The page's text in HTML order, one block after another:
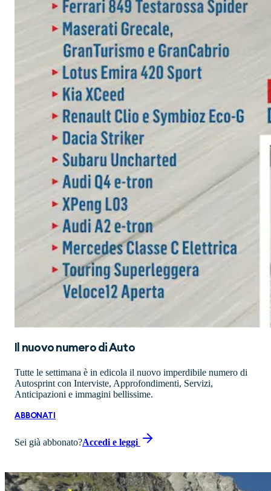
Il nuovo numero diAuto
Tutte le settimana è in edicola il nuovo imperdibile numero di
Autosprint con Interviste, Approfondimenti, Servizi,
Anticipazioni e immagini bellissime.
ABBONATI
Sei già abbonato?Accedi e leggi